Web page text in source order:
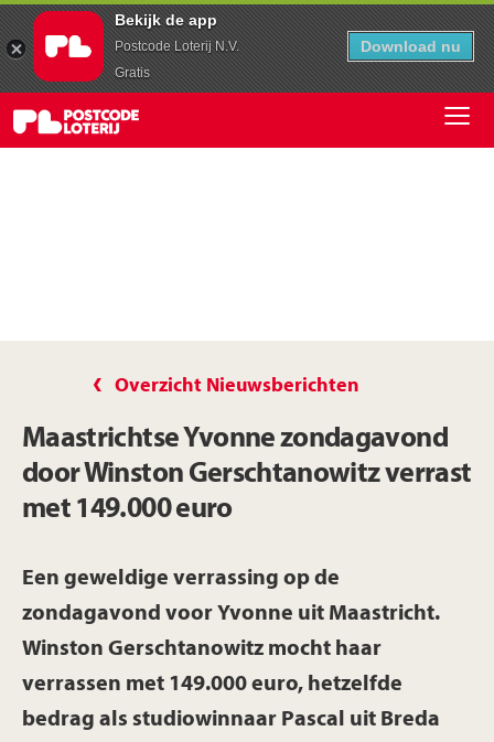
Bekijk de app
Postcode Loterij N.V.
Gratis
Download nu
Overzicht Nieuwsberichten
Maastrichtse Yvonne zondagavond
door Winston Gerschtanowitz verrast
met 149.000 euro
Een geweldige verrassing op de
zondagavond voor Yvonne uit Maastricht.
Winston Gerschtanowitz mocht haar
verrassen met 149.000 euro, hetzelfde
bedrag als studiowinnaar Pascal uit Breda